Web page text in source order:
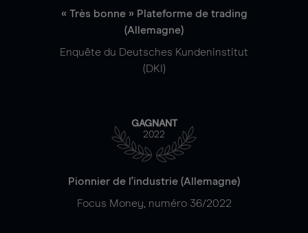
« Très bonne » Plateforme de trading
(Allemagne)
Enquête du Deutsches Kundeninstitut
(DKI)
GAGNANT
2022
Pionnier de l'industrie (Allemagne)
Focus Money, numéro 36/2022